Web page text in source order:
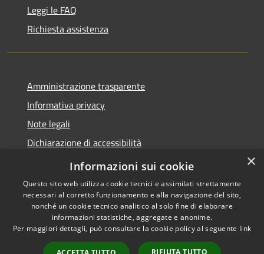
Leggi le FAQ
Richiesta assistenza
Amministrazione trasparente
Informativa privacy
Note legali
Dichiarazione di accessibilità
Statistiche Web
Accessibilità
Copyright © 2026 • Comune di
Calenzano • Powered by
Municipium• Accesso
×
Informazioni sui cookie
Questo sito web utilizza cookie tecnici e assimilati strettamente
necessari al corretto funzionamento e alla navigazione del sito,
nonché un cookie tecnico analitico al solo fine di elaborare
informazioni statistiche, aggregate e anonime.
Per maggiori dettagli, può consultare la cookie policy al seguente link
RIFIUTA TUTTO